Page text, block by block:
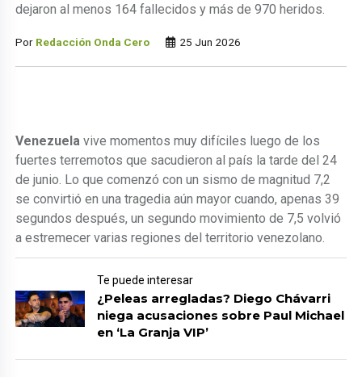
dejaron al menos 164 fallecidos y más de 970 heridos.
Por Redacción Onda Cero 25 Jun 2026
Venezuelavive momentos muy difíciles luego de los
fuertes terremotos que sacudieron al país la tarde del 24
de junio. Lo que comenzó con un sismo de magnitud 7,2
se convirtió en una tragedia aún mayor cuando, apenas 39
segundos después, un segundo movimiento de 7,5 volvió
a estremecer varias regiones del territorio venezolano.
Te puede interesar
¿Peleas arregladas? Diego Chávarri
niega acusaciones sobre Paul Michael
en ‘La Granja VIP’